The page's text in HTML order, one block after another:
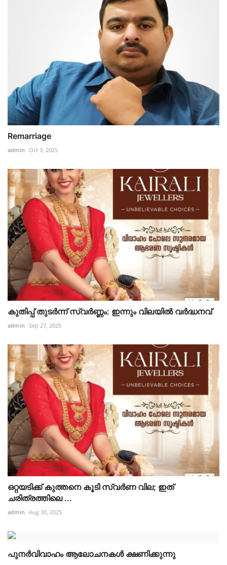
Remarriage
admin Oct 3, 2025
കുതിപ്പ് തുടര്‍ന്ന് സ്വര്‍ണ്ണം: ഇന്നും വിലയില്‍ വര്‍ദ്ധനവ്
admin Sep 27, 2025
ഒറ്റയടിക്ക് കുത്തനെ കൂടി സ്വര്‍ണ വില; ഇത്
ചരിത്രത്തിലെ ...
admin Aug 30, 2025
പുനർവിവാഹം ആലോചനകൾ ക്ഷണിക്കുന്നു